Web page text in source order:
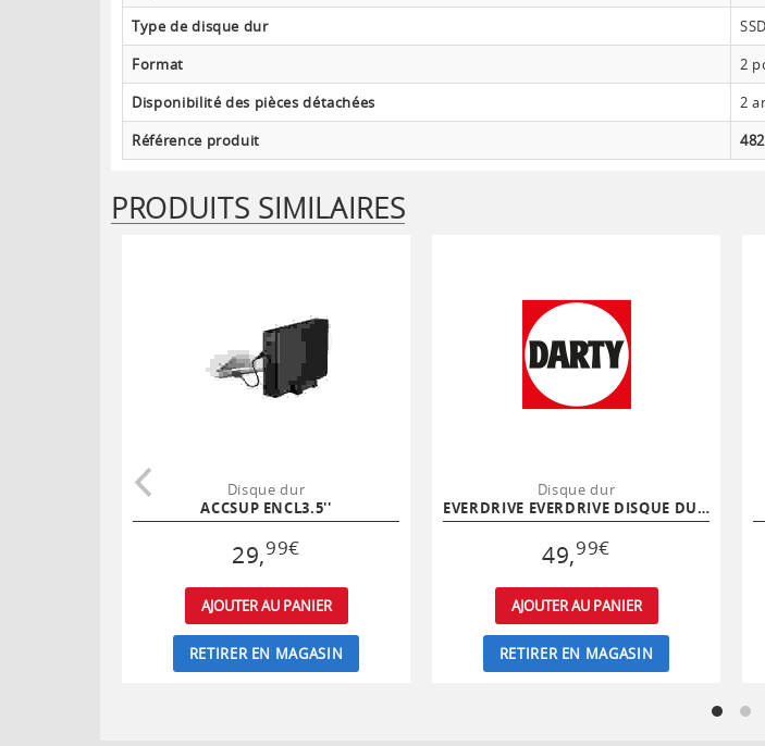
Type de disque dur
SSD
Format
2
Disponibilité des pièces détachées
2
Référence produit
PRODUITS SIMILAIRES
Disque dur
ACCSUP ENCL3.5''
29,99€
AJOUTER AU PANIER
RETIRER EN MAGASIN
Disque dur
EVERDRIVE EVERDRIVE DISQUE DUR EXTERNE 500GO USB 3.0
49,99€
AJOUTER AU PANIER
RETIRER EN MAGASIN